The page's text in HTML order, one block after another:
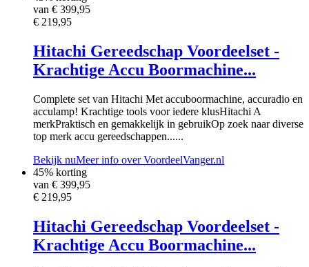
van € 399,95
€ 219,95
Hitachi Gereedschap Voordeelset -
Krachtige Accu Boormachine...
Complete set van Hitachi Met accuboormachine, accuradio en
acculamp! Krachtige tools voor iedere klusHitachi A
merkPraktisch en gemakkelijk in gebruikOp zoek naar diverse
top merk accu gereedschappen......
Bekijk nuMeer info over VoordeelVanger.nl
45% korting
van € 399,95
€ 219,95
Hitachi Gereedschap Voordeelset -
Krachtige Accu Boormachine...